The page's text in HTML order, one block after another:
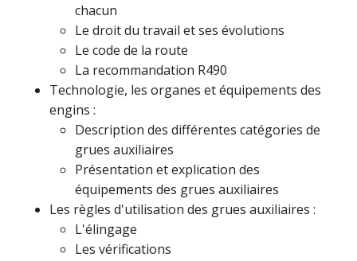
chacun
Le droit du travail et ses évolutions
Le code de la route
La recommandation R490
Technologie, les organes et équipements des
engins :
Description des différentes catégories de
grues auxiliaires
Présentation et explication des
équipements des grues auxiliaires
Les règles d'utilisation des grues auxiliaires :
L'élingage
Les vérifications